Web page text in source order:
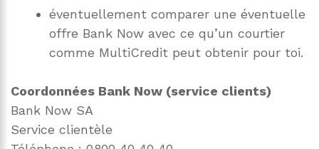
éventuellement comparer une éventuelle
offre Bank Now avec ce qu’un courtier
comme MultiCredit peut obtenir pour toi.
Coordonnées Bank Now (service clients)
Bank Now SA
Service clientèle